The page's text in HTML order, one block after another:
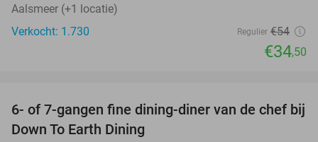
Aalsmeer (+1 locatie)
Verkocht: 1.730
Regulier €54
€34,50
36%
6- of 7-gangen fine dining-diner van de chef bij
Down To Earth Dining